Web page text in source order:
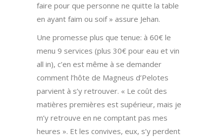
faire pour que personne ne quitte la table
en ayant faim ou soif » assure Jehan.
Une promesse plus que tenue: à 60€ le
menu 9 services (plus 30€ pour eau et vin
all in), c’en est même à se demander
comment l’hôte de Magneus d’Pelotes
parvient à s’y retrouver. « Le coût des
matières premières est supérieur, mais je
m’y retrouve en ne comptant pas mes
heures ». Et les convives, eux, s’y perdent